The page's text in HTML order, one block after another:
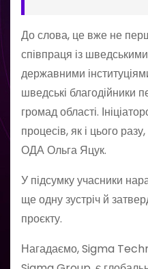
До слова, це вже не
співпраця із
державними
шведські благодійники
громад області.
процесів, як і цього
ОДА Ольга Яцук.
У підсумку учасники
ще одну зустріч й
проєкту.
Нагадаємо, Sigma